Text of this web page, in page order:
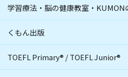
学習療法・脳の健康教室・KUMON
くもん出版
TOEFL Primary® /TOEFL Junior®